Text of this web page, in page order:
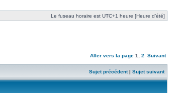
Le fuseau horaire est UTC+1 heure [Heure d’été]
Aller vers la page 1 2 Suivant
Sujet précédent| Sujet suivant